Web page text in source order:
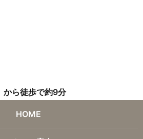
から徒歩で約9分
HOME